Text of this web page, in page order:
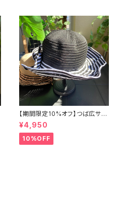
【期間限定10%オフ】つば広サマ
ーハット・通気性・軽量 ワイヤー
入りハット ボーダー＆BIGリボ
ン・女優帽 紫外線/UV対策 レデ
ィースハット・帽子【ブラック】
¥4,950
10%OFF